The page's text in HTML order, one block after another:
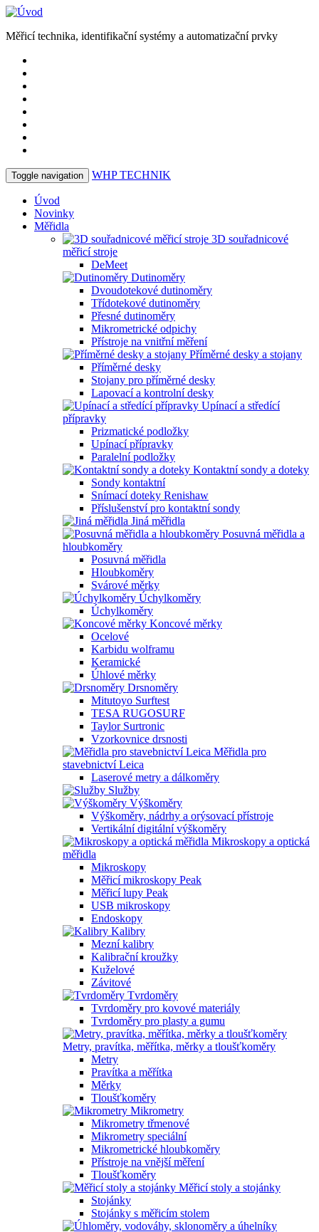
Měřicí technika, identifikační systémy a automatizační prvky
Toggle navigation WHPTECHNIK
Úvod
Novinky
Měřidla
3D souřadnicové
měřicí stroje
DeMeet
Dutinoměry
Dvoudotekové dutinoměry
Třídotekové dutinoměry
Přesné dutinoměry
Mikrometrické odpichy
Přístroje na vnitřní měření
Příměrné desky a stojany
Příměrné desky
Stojany pro příměrné desky
Lapovací a kontrolní desky
Upínací a středící
přípravky
Prizmatické podložky
Upínací přípravky
Paralelní podložky
Kontaktní sondy a doteky
Sondy kontaktní
Snímací doteky Renishaw
Příslušenství pro kontaktní sondy
Jiná měřidla
Posuvná měřidla a
hloubkoměry
Posuvná měřidla
Hloubkoměry
Svárové měrky
Úchylkoměry
Úchylkoměry
Koncové měrky
Ocelové
Karbidu wolframu
Keramické
Úhlové měrky
Drsnoměry
Mitutoyo Surftest
TESA RUGOSURF
Taylor Surtronic
Vzorkovnice drsnosti
Měřidla pro
stavebnictví Leica
Laserové metry a dálkoměry
Služby
Výškoměry
Výškoměry, nádrhy a orýsovací přístroje
Vertikální digitální výškoměry
Mikroskopy a optická
měřidla
Mikroskopy
Měřicí mikroskopy Peak
Měřicí lupy Peak
USB mikroskopy
Endoskopy
Kalibry
Mezní kalibry
Kalibrační kroužky
Kuželové
Závitové
Tvrdoměry
Tvrdoměry pro kovové materiály
Tvrdoměry pro plasty a gumu
Metry, pravítka, měřítka, měrky a tloušťkoměry
Metry
Pravítka a měřítka
Měrky
Tloušťkoměry
Mikrometry
Mikrometry třmenové
Mikrometry speciální
Mikrometrické hloubkoměry
Přístroje na vnější měření
Tloušťkoměry
Měřicí stoly a stojánky
Stojánky
Stojánky s měřicím stolem